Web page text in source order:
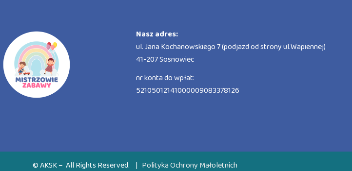
Nasz adres:
ul. Jana Kochanowskiego 7 (podjazd od strony ul.Wapiennej)
41-207 Sosnowiec
nr konta do wpłat:
52105012141000009083378126
© AKSK – All Rights Reserved. | Polityka Ochrony Małoletnich